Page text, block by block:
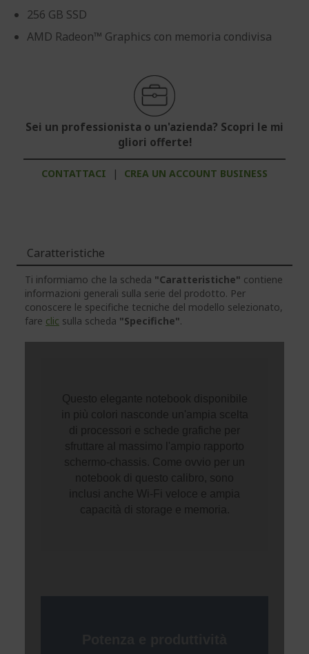
256 GB SSD
AMD Radeon™ Graphics con memoria condivisa
Sei un professionista o un'azienda? Scopri le mi
gliori offerte!
CONTATTACI | CREA UN ACCOUNT BUSINESS
Caratteristiche
Ti informiamo che la scheda "Caratteristiche" contiene
informazioni generali sulla serie del prodotto. Per
conoscere le specifiche tecniche del modello selezionato,
fare clic sulla scheda "Specifiche".